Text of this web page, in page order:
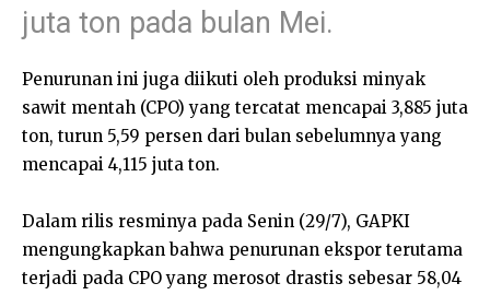
juta ton pada bulan Mei.
Penurunan ini juga diikuti oleh produksi minyak
sawit mentah (CPO) yang tercatat mencapai 3,885 juta
ton, turun 5,59 persen dari bulan sebelumnya yang
mencapai 4,115 juta ton.
Dalam rilis resminya pada Senin (29/7), GAPKI
mengungkapkan bahwa penurunan ekspor terutama
terjadi pada CPO yang merosot drastis sebesar 58,04